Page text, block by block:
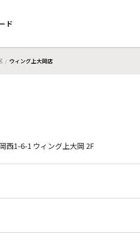
ド
ウィング上大岡店
西1-6-1 ウィング上大岡 2F